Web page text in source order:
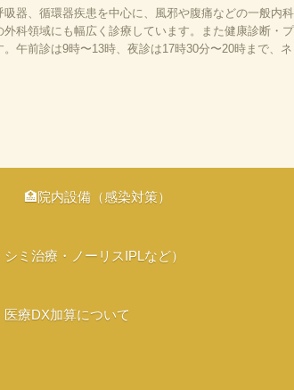
器、循環器疾患を中心に、風邪や腹痛などの一般内
科領域にも幅広く診療しています。また健康診断・
午前診は9時〜13時、夜診は17時30分〜20時まで、
🏥院内設備（感染対策）
ミ治療・ノーリスIPLなど）
医療DX加算について